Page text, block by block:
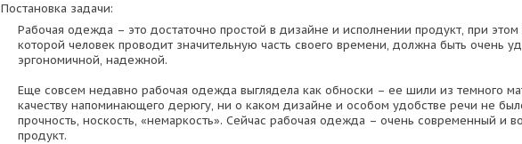
Постановка задачи:
Рабочая одежда – это достаточно простой в дизайне и исполнении продукт, при
которой человек проводит значительную часть своего времени, должна быть очень
эргономичной, надежной.
Еще совсем недавно рабочая одежда выглядела как обноски – ее шили из темного
качеству напоминающего дерюгу, ни о каком дизайне и особом удобстве речи не
прочность, носкость, «немаркость». Сейчас рабочая одежда – очень современный и
продукт.